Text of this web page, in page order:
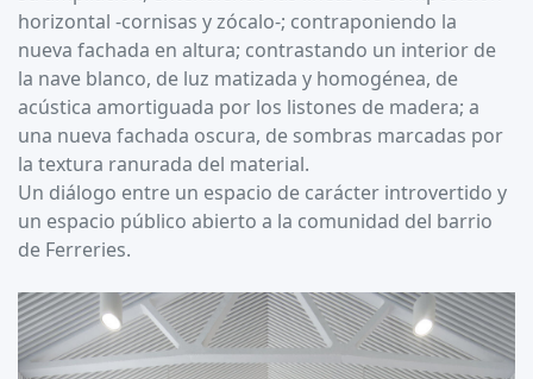
horizontal -cornisas y zócalo-; contraponiendo la
nueva fachada en altura; contrastando un interior de
la nave blanco, de luz matizada y homogénea, de
acústica amortiguada por los listones de madera; a
una nueva fachada oscura, de sombras marcadas por
la textura ranurada del material.
Un diálogo entre un espacio de carácter introvertido y
un espacio público abierto a la comunidad del barrio
de Ferreries.